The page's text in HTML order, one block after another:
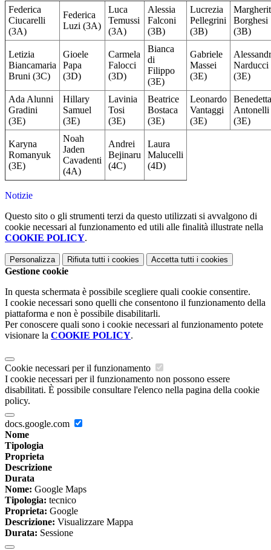
Federica
Ciucarelli
(3A)
Federica
Luzi (3A)
Luca
Temussi
(3A)
Alessia
Falconi
(3B)
Lucrezia
Pellegrini
(3B)
Borghesi
(3B)
Letizia
Biancamaria
Bruni (3C)
Gioele
Papa
(3D)
Carmela
Falocci
(3D)
Bianca
di
Filippo
(3E)
Gabriele
Massei
(3E)
Narducci
(3E)
Ada Alunni
Gradini
(3E)
Hillary
Samuel
(3E)
Lavinia
Tosi
(3E)
Beatrice
Bostaca
(3E)
Leonardo
Vantaggi
(3E)
Benedetta
Antonelli
(3E)
Karyna
Romanyuk
(3E)
Noah
Jaden
Cavadenti
(4A)
Andrei
Bejinaru
(4C)
Laura
Malucelli
(4D)
Notizie
Questo sito o gli strumenti terzi da questo utilizzati si avvalgono di
cookie necessari al funzionamento ed utili alle finalità illustrate nella
COOKIE POLICY.
Personalizza Rifiuta tutti i cookies Accetta tutti i cookies
Gestione cookie
In questa schermata è possibile scegliere quali cookie consentire.
I cookie necessari sono quelli che consentono il funzionamento della
piattaforma e non è possibile disabilitarli.
Per conoscere quali sono i cookie necessari al funzionamento potete
visionare la COOKIE POLICY.
Cookie necessari per il funzionamento
I cookie necessari per il funzionamento non possono essere
disabilitati. È possibile consultare l'elenco nella pagina della cookie
policy.
docs.google.com
Nome
Tipologia
Proprieta
Descrizione
Durata
Nome: Google Maps
Tipologia: tecnico
Proprieta: Google
Descrizione: Visualizzare Mappa
Durata: Sessione